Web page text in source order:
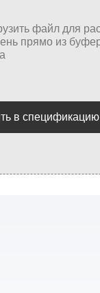
в спецификацию